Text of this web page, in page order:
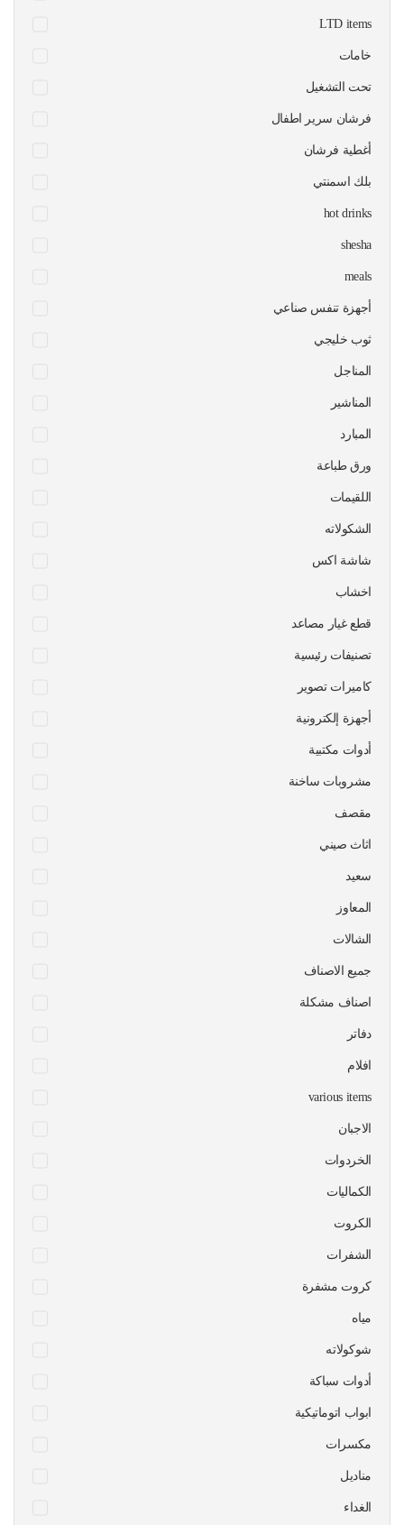
LTD items
خامات
تحت التشغيل
فرشان سرير اطفال
أغطية فرشان
بلك اسمنتي
hot drinks
shesha
meals
أجهزة تنفس صناعي
ثوب خليجي
المناجل
المناشير
المبارد
ورق طباعة
اللقيمات
الشكولاته
شاشة اكس
اخشاب
قطع غيار مصاعد
تصنيفات رئيسية
كاميرات تصوير
أجهزة إلكترونية
أدوات مكتبية
مشروبات ساخنة
مقصف
اثاث صيني
سعيد
المعاوز
الشالات
جميع الاصناف
اصناف مشكلة
دفاتر
افلام
various items
الاجبان
الخردوات
الكماليات
الكروت
الشفرات
كروت مشفرة
مياه
شوكولاته
أدوات سباكة
ابواب اتوماتيكية
مكسرات
مناديل
الغداء